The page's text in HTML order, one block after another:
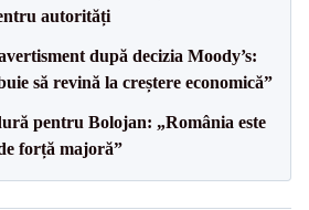
autorități
după decizia Moody’s:
să revină la creștere economică”
pentru Bolojan: „România este
forță majoră”